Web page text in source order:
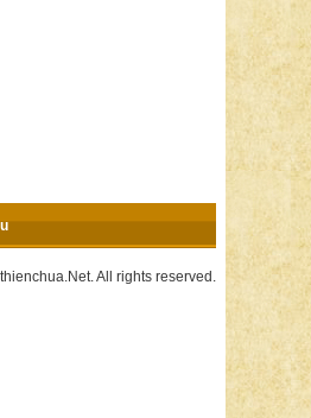
All rights reserved.